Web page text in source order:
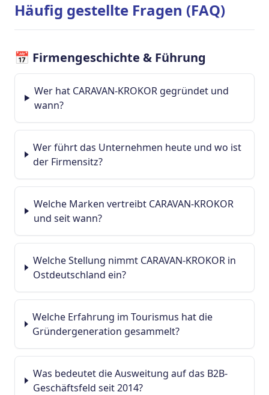
Häufig gestellte Fragen (FAQ)
📅 Firmengeschichte & Führung
Wer hat CARAVAN-KROKOR gegründet und
wann?
Wer führt das Unternehmen heute und wo ist
der Firmensitz?
Welche Marken vertreibt CARAVAN-KROKOR
und seit wann?
Welche Stellung nimmt CARAVAN-KROKOR in
Ostdeutschland ein?
Welche Erfahrung im Tourismus hat die
Gründergeneration gesammelt?
Was bedeutet die Ausweitung auf das B2B-
Geschäftsfeld seit 2014?